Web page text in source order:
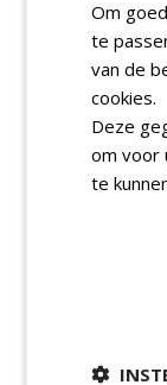
Om
te
van de
cookies.
Deze
om voor
te